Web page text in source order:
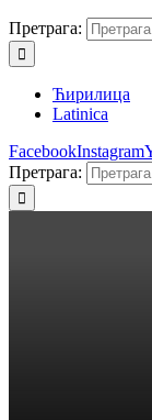
Претрага:
Ћирилица
Latinica
FacebookInstagram
Претрага: